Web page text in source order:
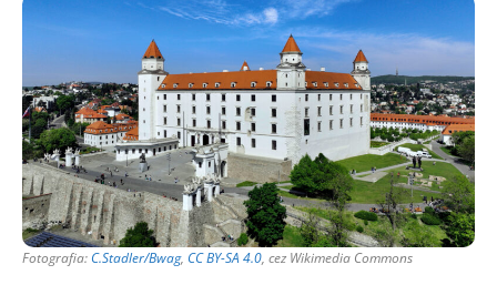
Fotografia: C.Stadler/Bwag, CC BY-SA 4.0, cez Wikimedia Commons